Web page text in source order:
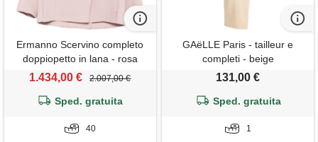
Ermanno Scervino completo
doppiopetto in lana - rosa
1.434,00 € 2.007,00 €
Sped. gratuita
40
GAëLLE Paris - tailleur e
completi - beige
131,00 €
Sped. gratuita
1